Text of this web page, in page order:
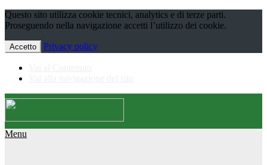
Questo sito utilizza cookie tecnici, analytics e di terze parti.
Proseguendo nella navigazione accetti l’utilizzo dei cookie.
Accetto Privacy policy
Menu